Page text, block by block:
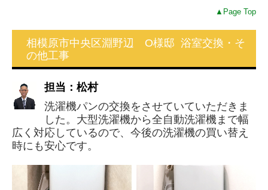
▲Page Top
相模原市中央区淵野辺 O様邸 浴室交換・そ
の他工事
担当：松村
洗濯機パンの交換をさせていていただきま
した。大型洗濯機から全自動洗濯機まで幅
広く対応しているので、今後の洗濯機の買い替え
時にも安心です。